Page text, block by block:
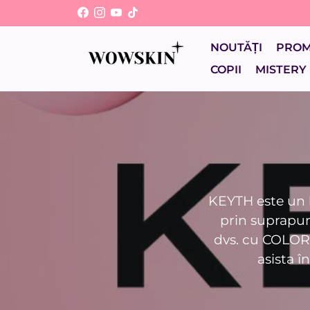
la
NOUTĂȚI
COPII MISTERY
KEYTH este
prin
dvs. cu
asista